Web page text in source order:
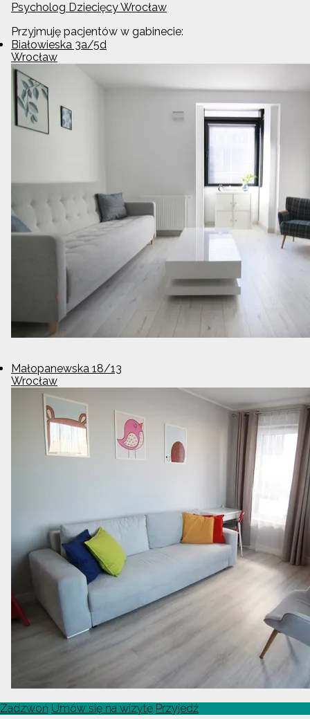
Psycholog Dziecięcy Wrocław
Przyjmuję pacjentów w gabinecie:
Białowieska 3a/5d
Wrocław
Małopanewska 18/13
Wrocław
Zadzwoń Umów się na wizytę Przyjedź